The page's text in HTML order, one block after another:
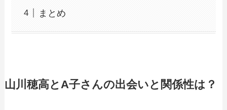
まとめ
山川穂高とA子さんの出会いと関係性は？